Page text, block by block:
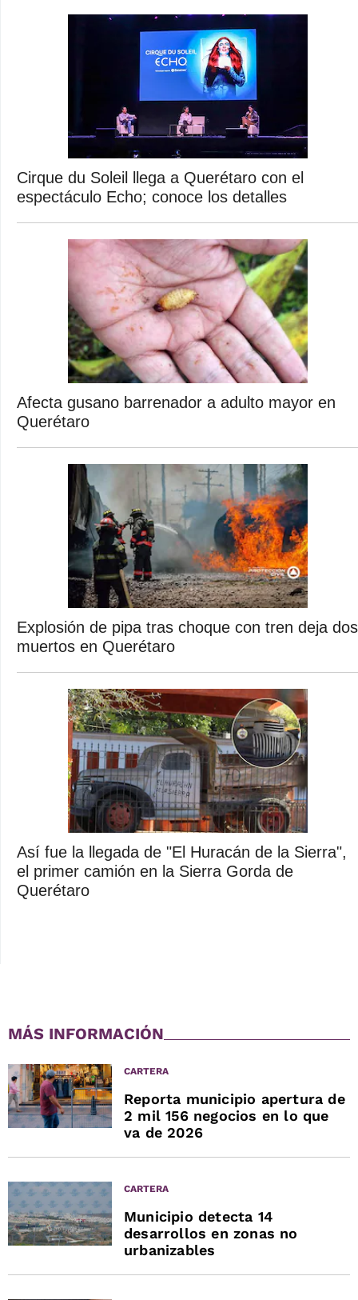
Cirque du Soleil llega a Querétaro con el
espectáculo Echo; conoce los detalles
Afecta gusano barrenador a adulto mayor en
Querétaro
Explosión de pipa tras choque con tren deja dos
muertos en Querétaro
Así fue la llegada de "El Huracán de la Sierra",
el primer camión en la Sierra Gorda de
Querétaro
MÁS INFORMACIÓN
CARTERA
Reporta municipio apertura de
2 mil 156 negocios en lo que
va de 2026
CARTERA
Municipio detecta 14
desarrollos en zonas no
urbanizables